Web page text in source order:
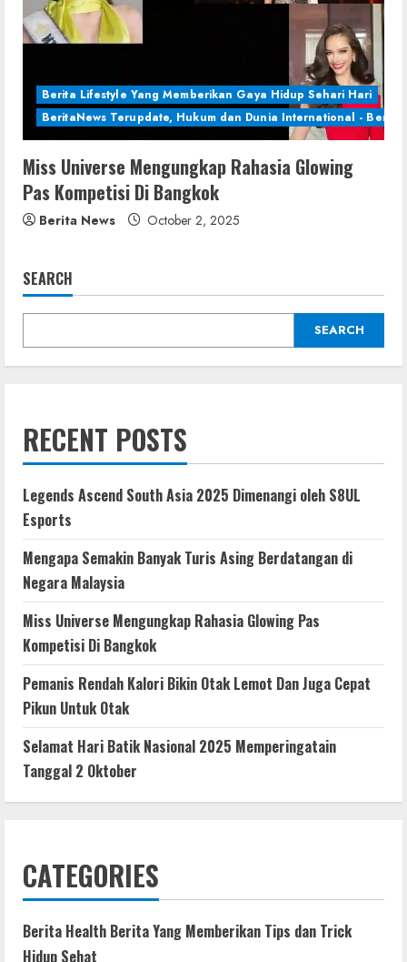
Berita Lifestyle Yang Memberikan Gaya Hidup Sehari Hari
BeritaNews Terupdate, Hukum dan Dunia International - Berita
Miss Universe Mengungkap Rahasia Glowing
Pas Kompetisi Di Bangkok
Berita News October 2, 2025
SEARCH
SEARCH
RECENT POSTS
Legends Ascend South Asia 2025 Dimenangi oleh S8UL
Esports
Mengapa Semakin Banyak Turis Asing Berdatangan di
Negara Malaysia
Miss Universe Mengungkap Rahasia Glowing Pas
Kompetisi Di Bangkok
Pemanis Rendah Kalori Bikin Otak Lemot Dan Juga Cepat
Pikun Untuk Otak
Selamat Hari Batik Nasional 2025 Memperingatain
Tanggal 2 Oktober
CATEGORIES
Berita Health Berita Yang Memberikan Tips dan Trick
Hidup Sehat